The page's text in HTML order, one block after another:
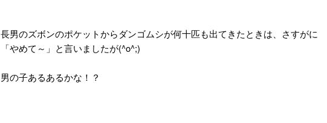
長男のズボンのポケットからダンゴムシが何十匹も出てきたときは、さすがに
「やめて～」と言いましたが(^o^;)
男の子あるあるかな！？